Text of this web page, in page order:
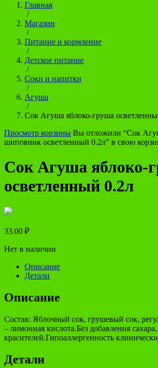
Главная
/
Магазин
/
Питание и кормление
/
Детское питание
/
Соки и напитки
/
Агуша
/
Сок Агуша яблоко-груша
Просмотр корзины Вы отложили “Сок
шиповник осветленный 0.2л” в свою
Сок Агуша яблоко-
осветленный 0.2л
33.00 ₽
Нет в наличии
Описание
Детали
Описание
Состав: Яблочный сок, грушевый сок,
– лимонная кислота.Без добавления
красителей.Гипоаллергенность
Детали